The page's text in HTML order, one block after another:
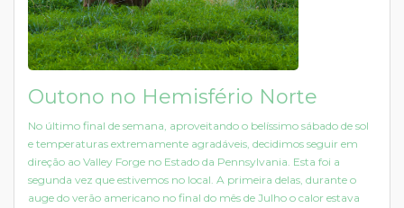
Outono no Hemisfério Norte
No último final de semana, aproveitando o belíssimo sábado de sol
e temperaturas extremamente agradáveis, decidimos seguir em
direção ao Valley Forge no Estado da Pennsylvania. Esta foi a
segunda vez que estivemos no local. A primeira delas, durante o
auge do verão americano no final do mês de Julho o calor estava